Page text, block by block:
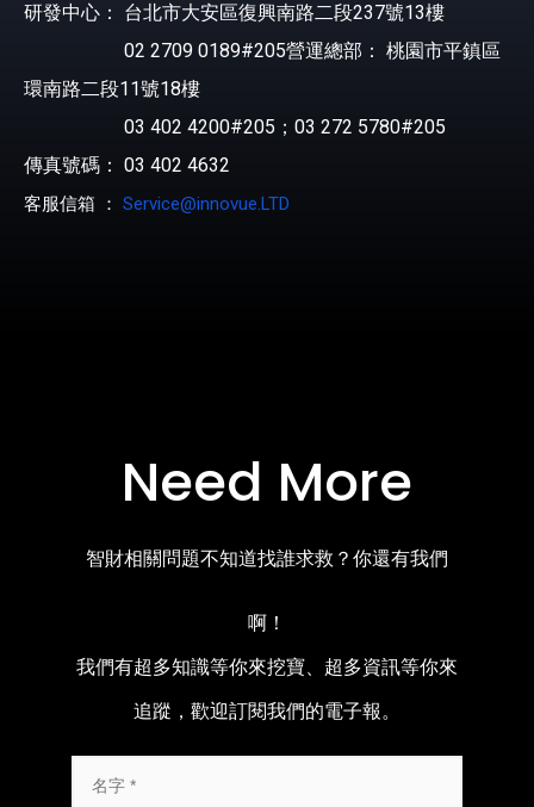
研發中心： 台北市大安區復興南路二段237號13樓
02 2709 0189#205營運總部： 桃園市平鎮區
環南路二段11號18樓
03 402 4200#205；03 272 5780#205
傳真號碼： 03 402 4632
客服信箱 ： Service@innovue.LTD
Need More
智財相關問題不知道找誰求救？你還有我們
啊！
我們有超多知識等你來挖寶、超多資訊等你來
追蹤，歡迎訂閱我們的電子報。